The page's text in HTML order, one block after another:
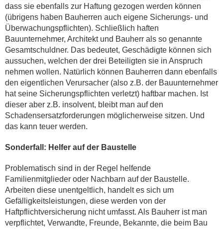
dass sie ebenfalls zur Haftung gezogen werden können
(übrigens haben Bauherren auch eigene Sicherungs- und
Überwachungspflichten). Schließlich haften
Bauunternehmer, Architekt und Bauherr als so genannte
Gesamtschuldner. Das bedeutet, Geschädigte können sich
aussuchen, welchen der drei Beteiligten sie in Anspruch
nehmen wollen. Natürlich können Bauherren dann ebenfalls
den eigentlichen Verursacher (also z.B. der Bauunternehmer
hat seine Sicherungspflichten verletzt) haftbar machen. Ist
dieser aber z.B. insolvent, bleibt man auf den
Schadensersatzforderungen möglicherweise sitzen. Und
das kann teuer werden.
Sonderfall: Helfer auf der Baustelle
Problematisch sind in der Regel helfende
Familienmitglieder oder Nachbarn auf der Baustelle.
Arbeiten diese unentgeltlich, handelt es sich um
Gefälligkeitsleistungen, diese werden von der
Haftpflichtversicherung nicht umfasst. Als Bauherr ist man
verpflichtet, Verwandte, Freunde, Bekannte, die beim Bau